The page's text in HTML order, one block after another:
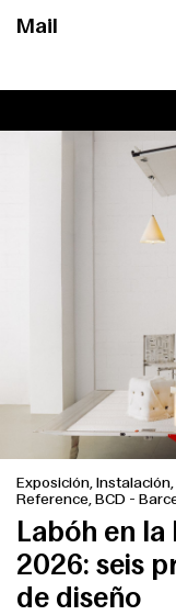
Mail
Exposición,
Reference, BCD -
Labóh en
2026: seis
de diseño